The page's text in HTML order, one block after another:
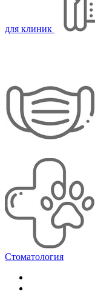
для клиник
Стоматология